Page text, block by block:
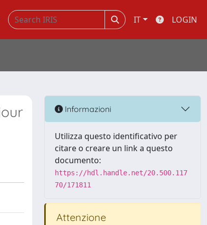
IT LOGIN
Informazioni
Utilizza questo identificativo per
citare o creare un link a questo
documento:
https://hdl.handle.net/20.500.117
70/171811
Attenzione